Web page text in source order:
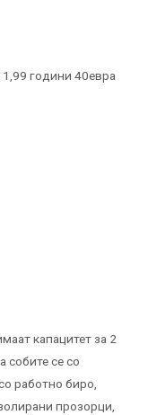
години 40евра
капацитет за 2
собите се со
работно биро,
прозорци,